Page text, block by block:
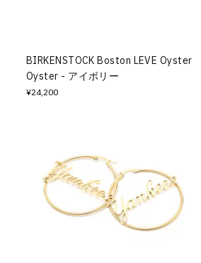
BIRKENSTOCK Boston LEVE Oyster
Oyster - アイボリー
¥24,200